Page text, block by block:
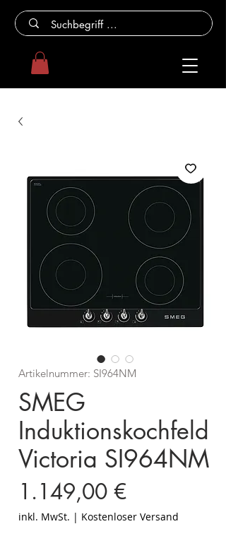
Artikelnummer: SI964NM
SMEG
Induktionskochfeld
Victoria SI964NM
1.149,00 €Preis
inkl. MwSt. | Kostenloser Versand